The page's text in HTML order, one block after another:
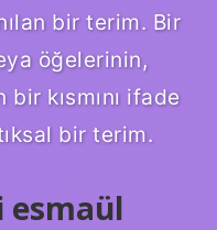
bir terim. Bir
öğelerinin,
kısmını ifade
bir terim.
esmaül